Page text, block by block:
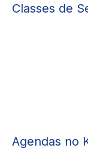
Classes de
Agendas no